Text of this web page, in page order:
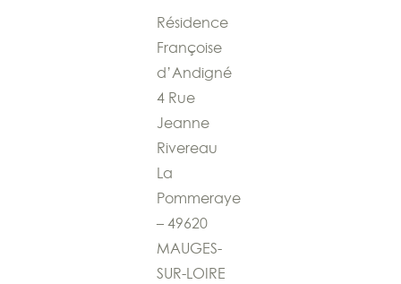
Résidence
Françoise
d’Andigné
4 Rue
Jeanne
Rivereau
La
Pommeraye
– 49620
MAUGES-
SUR-LOIRE